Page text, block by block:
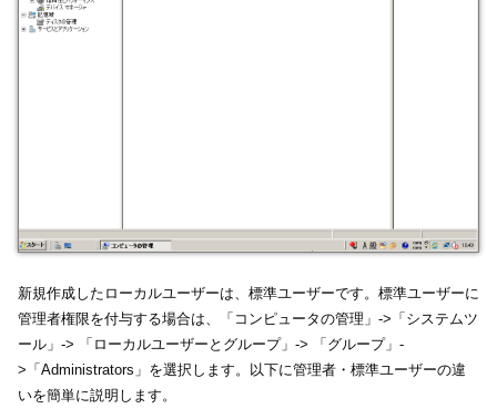
新規作成したローカルユーザーは、標準ユーザーです。標準ユーザーに
管理者権限を付与する場合は、「コンピュータの管理」->「システムツ
ール」-> 「ローカルユーザーとグループ」-> 「グループ」-
>「Administrators」を選択します。以下に管理者・標準ユーザーの違
いを簡単に説明します。